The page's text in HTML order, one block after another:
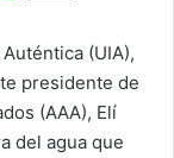
(UIA),
presidente de
(AAA), Elí
del agua que